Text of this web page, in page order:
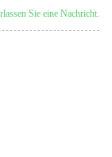
Sie eine Nachricht.